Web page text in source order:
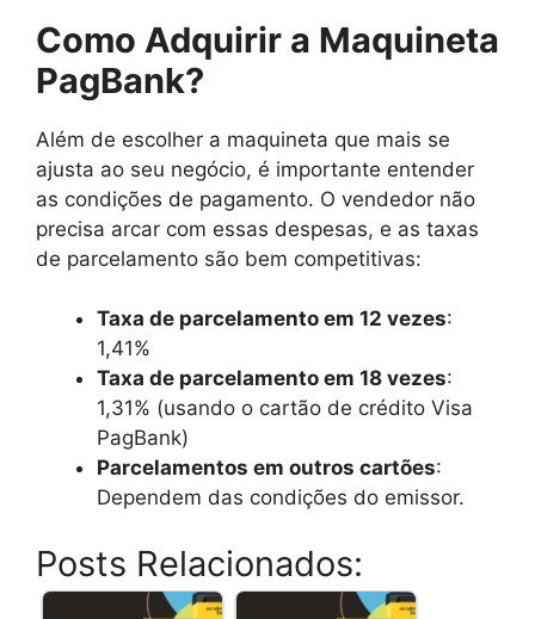
Como Adquirir a Maquineta
PagBank?
Além de escolher a maquineta que mais se
ajusta ao seu negócio, é importante entender
as condições de pagamento. O vendedor não
precisa arcar com essas despesas, e as taxas
de parcelamento são bem competitivas:
Taxa de parcelamento em 12 vezes:
1,41%
Taxa de parcelamento em 18 vezes:
1,31% (usando o cartão de crédito Visa
PagBank)
Parcelamentos em outros cartões:
Dependem das condições do emissor.
Posts Relacionados: